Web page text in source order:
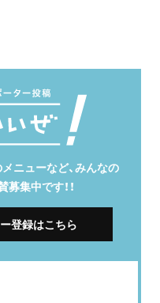
ニューなど、みんなの
募集中です！！
登録はこちら